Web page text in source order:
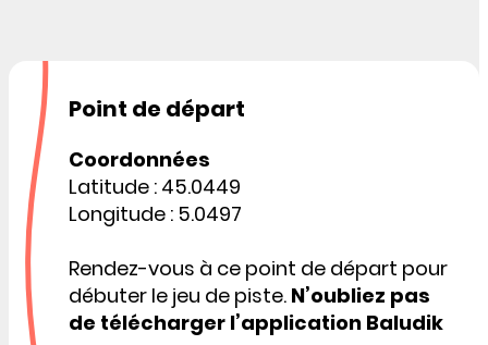
Point de départ
Coordonnées
Latitude : 45.0449
Longitude : 5.0497
Rendez-vous à ce point de départ pour
débuter le jeu de piste. N’oubliez pas
de télécharger l’application Baludik